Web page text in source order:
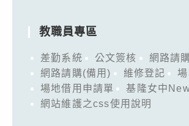
教職員專區
差勤系統 公文簽核
網路請
網路請購(備用)
維修登記
場地借用申請單
基隆女中
網站維護之css使用說明